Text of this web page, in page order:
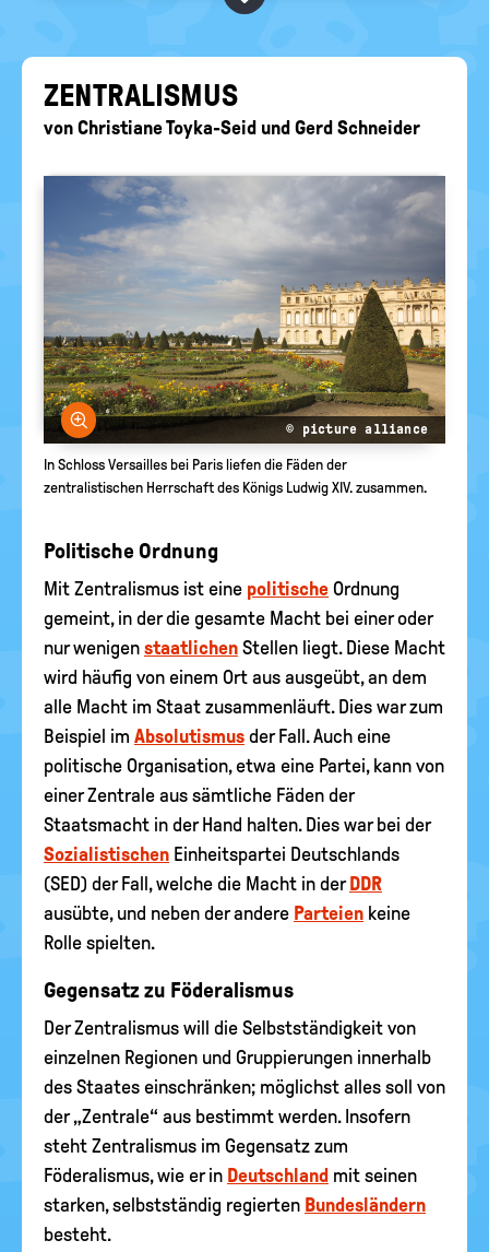
politische
EURE AKTUELLEN FRAGEN...
ZEN­TRA­LIS­MUS
von Christiane Toyka-Seid und Gerd Schneider
Bild vergrößern
© picture alliance
In Schloss Versailles bei Paris liefen die Fäden der
zentralistischen Herrschaft des Königs Ludwig XIV. zusammen.
Politische Ordnung
Mit Zentralismus ist eine politische Ordnung
gemeint, in der die gesamte Macht bei einer oder
nur wenigen staatlichen Stellen liegt. Diese Macht
wird häufig von einem Ort aus ausgeübt, an dem
alle Macht im Staat zusammenläuft. Dies war zum
Beispiel im Absolutismus der Fall. Auch eine
politische Organisation, etwa eine Partei, kann von
einer Zentrale aus sämtliche Fäden der
Staatsmacht in der Hand halten. Dies war bei der
Sozialistischen Einheitspartei Deutschlands
(SED) der Fall, welche die Macht in der DDR
ausübte, und neben der andere Parteien keine
Rolle spielten.
Gegensatz zu Föderalismus
Der Zentralismus will die Selbstständigkeit von
einzelnen Regionen und Gruppierungen innerhalb
des Staates einschränken; möglichst alles soll von
der „Zentrale“ aus bestimmt werden. Insofern
steht Zentralismus im Gegensatz zum
Föderalismus, wie er in Deutschland mit seinen
starken, selbstständig regierten Bundesländern
besteht.